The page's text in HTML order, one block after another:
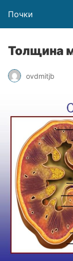
Почки
Толщина
ovdmitjb